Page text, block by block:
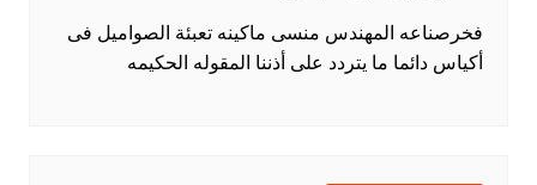
فخرصناعه المهندس منسى ماكينه تعبئة الصواميل فى
أكياس دائما ما يتردد على أذننا المقوله الحكيمه